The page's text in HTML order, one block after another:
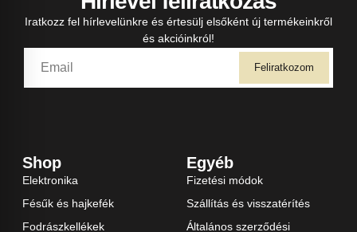
Iratkozz fel hírlevelünkre és értesülj elsőként új termékeinkről
és akcióinkról!
Feliratkozom
Shop
Elektronika
Fésűk és hajkefék
Fodrászkellékek
Egyéb
Fizetési módok
Szállítás és visszatérítés
Általános szerződési